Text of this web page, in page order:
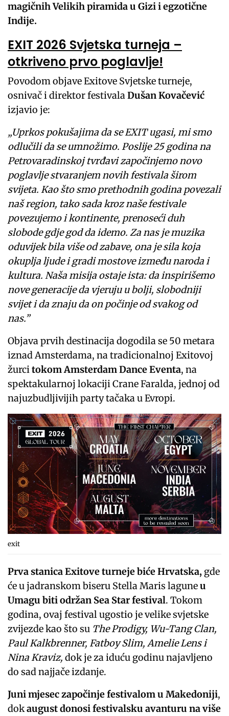
magičnih Velikih piramida u Gizi i egzotične
Indije.
EXIT 2026 Svjetska turneja –
otkriveno prvo poglavlje!
Povodom objave Exitove Svjetske turneje,
osnivač i direktor festivalaDušan Kovačević
izjavio je:
„Uprkos pokušajima da se EXIT ugasi, mi smo
odlučili da se umnožimo. Poslije 25 godina na
Petrovaradinskoj tvrđavi započinjemo novo
poglavlje stvaranjem novih festivala širom
svijeta. Kao što smo prethodnih godina povezali
naš region, tako sada kroz naše festivale
povezujemo i kontinente, prenoseći duh
slobode gdje god da idemo. Za nas je muzika
oduvijek bila više od zabave, ona je sila koja
okuplja ljude i gradi mostove između naroda i
kultura. Naša misija ostaje ista: da inspirišemo
nove generacije da vjeruju u bolji, slobodniji
svijet i da znaju da on počinje od svakog od
nas.”
Objava prvih destinacija dogodila se 50 metara
iznad Amsterdama, na tradicionalnoj Exitovoj
žurcitokom Amsterdam Dance Eventa, na
spektakularnoj lokaciji Crane Faralda, jednoj od
najuzbudljivijih party tačaka u Evropi.
exit
Prva stanica Exitove turneje biće Hrvatska, gde
će u jadranskom biseru Stella Maris laguneu
Umagu biti održan Sea Star festival. Tokom
godina, ovaj festival ugostio je velike svjetske
zvijezde kao što su The Prodigy, Wu-Tang Clan,
Paul Kalkbrenner, Fatboy Slim, Amelie Lens i
Nina Kraviz,dok je za iduću godinu najavljeno
do sad najjače izdanje.
Juni mjesec započinje festivalom u Makedoniji,
dokaugust donosi festivalsku avanturu na više